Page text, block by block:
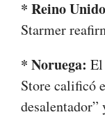
* Reino
Starmer
* Noruega:
Store calificó
desalentador”